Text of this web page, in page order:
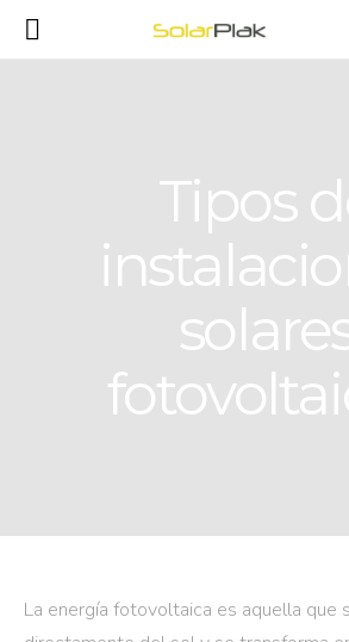
Tipos
La energía fotovoltaica es aquella que